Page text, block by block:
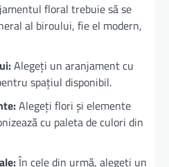
floral trebuie să se
al biroului, fie el modern,
Alegeți un aranjament cu
spațiul disponibil.
Alegeți flori și elemente
cu paleta de culori din
În cele din urmă, alegeți un